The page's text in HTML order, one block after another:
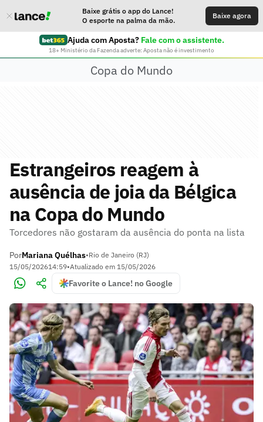
Baixe grátis o app do Lance!
O esporte na palma da mão.
Baixe agora
Ajuda com Aposta? Fale com o assistente.
18+ Ministério da Fazenda adverte: Aposta não é investimento
Copa do Mundo
Estrangeiros reagem à
ausência de joia da Bélgica
na Copa do Mundo
Torcedores não gostaram da ausência do ponta na lista
PorMariana Quélhas•Rio de Janeiro (RJ)
15/05/202614:59•Atualizado em 15/05/2026
Favorite o Lance! no Google